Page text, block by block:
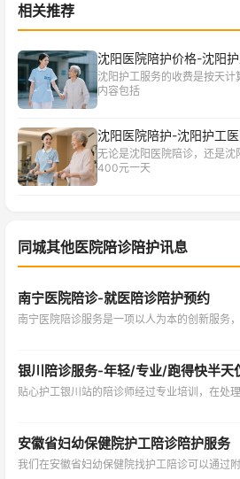
相关推荐
沈阳医院陪护价格-沈阳
沈阳护工服务的收费是按天
内容包括
沈阳医院陪护-沈阳护工
无论是沈阳医院陪诊，还是
400元一天
同城其他医院陪诊陪护讯息
南宁医院陪诊-就医陪诊陪护预约
南宁医院陪诊服务是一项以人为本的创新服务
银川陪诊服务-年轻/专业/跑得快半天
贴心护工银川站的陪诊师经过专业培训，在处
安徽省妇幼保健院护工陪诊陪护服务
我们在安徽省妇幼保健院找护工陪诊可以通过附